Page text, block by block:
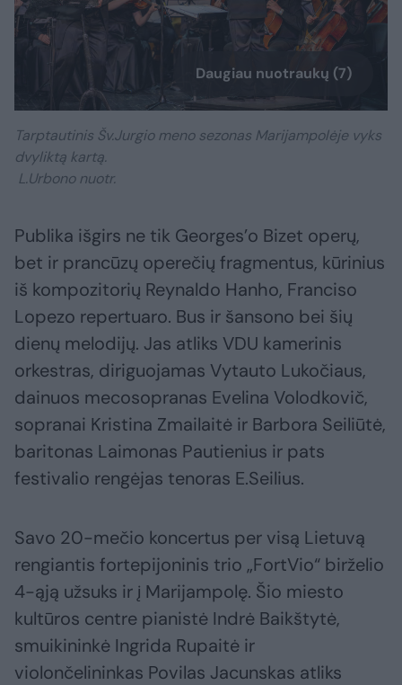
Daugiau nuotraukų (7)
Tarptautinis Šv.Jurgio meno sezonas Marijampolėje vyks
dvyliktą kartą.
L.Urbono nuotr.
Publika išgirs ne tik Georges’o Bizet operų,
bet ir prancūzų operečių fragmentus, kūrinius
iš kompozitorių Reynaldo Hanho, Franciso
Lopezo repertuaro. Bus ir šansono bei šių
dienų melodijų. Jas atliks VDU kamerinis
orkestras, diriguojamas Vytauto Lukočiaus,
dainuos mecosopranas Evelina Volodkovič,
sopranai Kristina Zmailaitė ir Barbora Seiliūtė,
baritonas Laimonas Pautienius ir pats
festivalio rengėjas tenoras E.Seilius.
Savo 20-mečio koncertus per visą Lietuvą
rengiantis fortepijoninis trio „FortVio“ birželio
4-ąją užsuks ir į Marijampolę. Šio miesto
kultūros centre pianistė Indrė Baikštytė,
smuikininkė Ingrida Rupaitė ir
violončelininkas Povilas Jacunskas atliks